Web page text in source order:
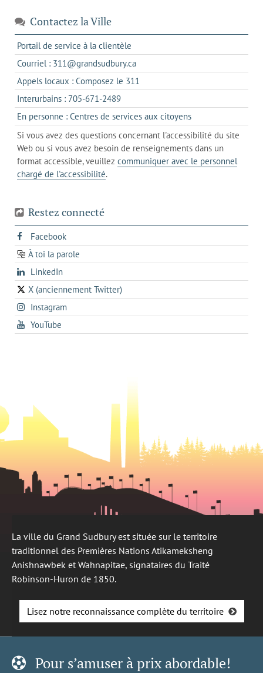
Contactez la Ville
Portail de service à la clientèle
dans
un
nouvel
Courriel : 311@grandsudbury.cas'ouvre
dans
votre
de
messagerie
Appels locaux : Composez le 311
dans
un
client
de
votre
téléphone
Interurbains : 705-671-2489s'ouvre
dans
un
client
de
votre
En personne : Centres de services aux citoyenss'ouvre
dans
l'onglet
actuel
Si vous avez des questions concernant l'accessibilité du site
Web ou si vous avez besoin de renseignements dans un
format accessible, veuillez communiquer avec le personnel
chargé de l'accessibilité.
Restez connecté
Facebooks'ouvre
dans
un
onglet
À toi la parole
opens
in
a
new
tab
LinkedInopens
in
a
new
X (anciennement Twitter)
s'ouvre
dans
un
nouvel
Instagrams'ouvre
dans
un
YouTube
dans
La ville du Grand Sudbury est située sur le territoire
traditionnel des Premières Nations Atikameksheng
Anishnawbek et Wahnapitae, signataires du Traité
Robinson-Huron de 1850.
Lisez notre reconnaissance complète du territoire
Pour s’amuser à prix abordable!